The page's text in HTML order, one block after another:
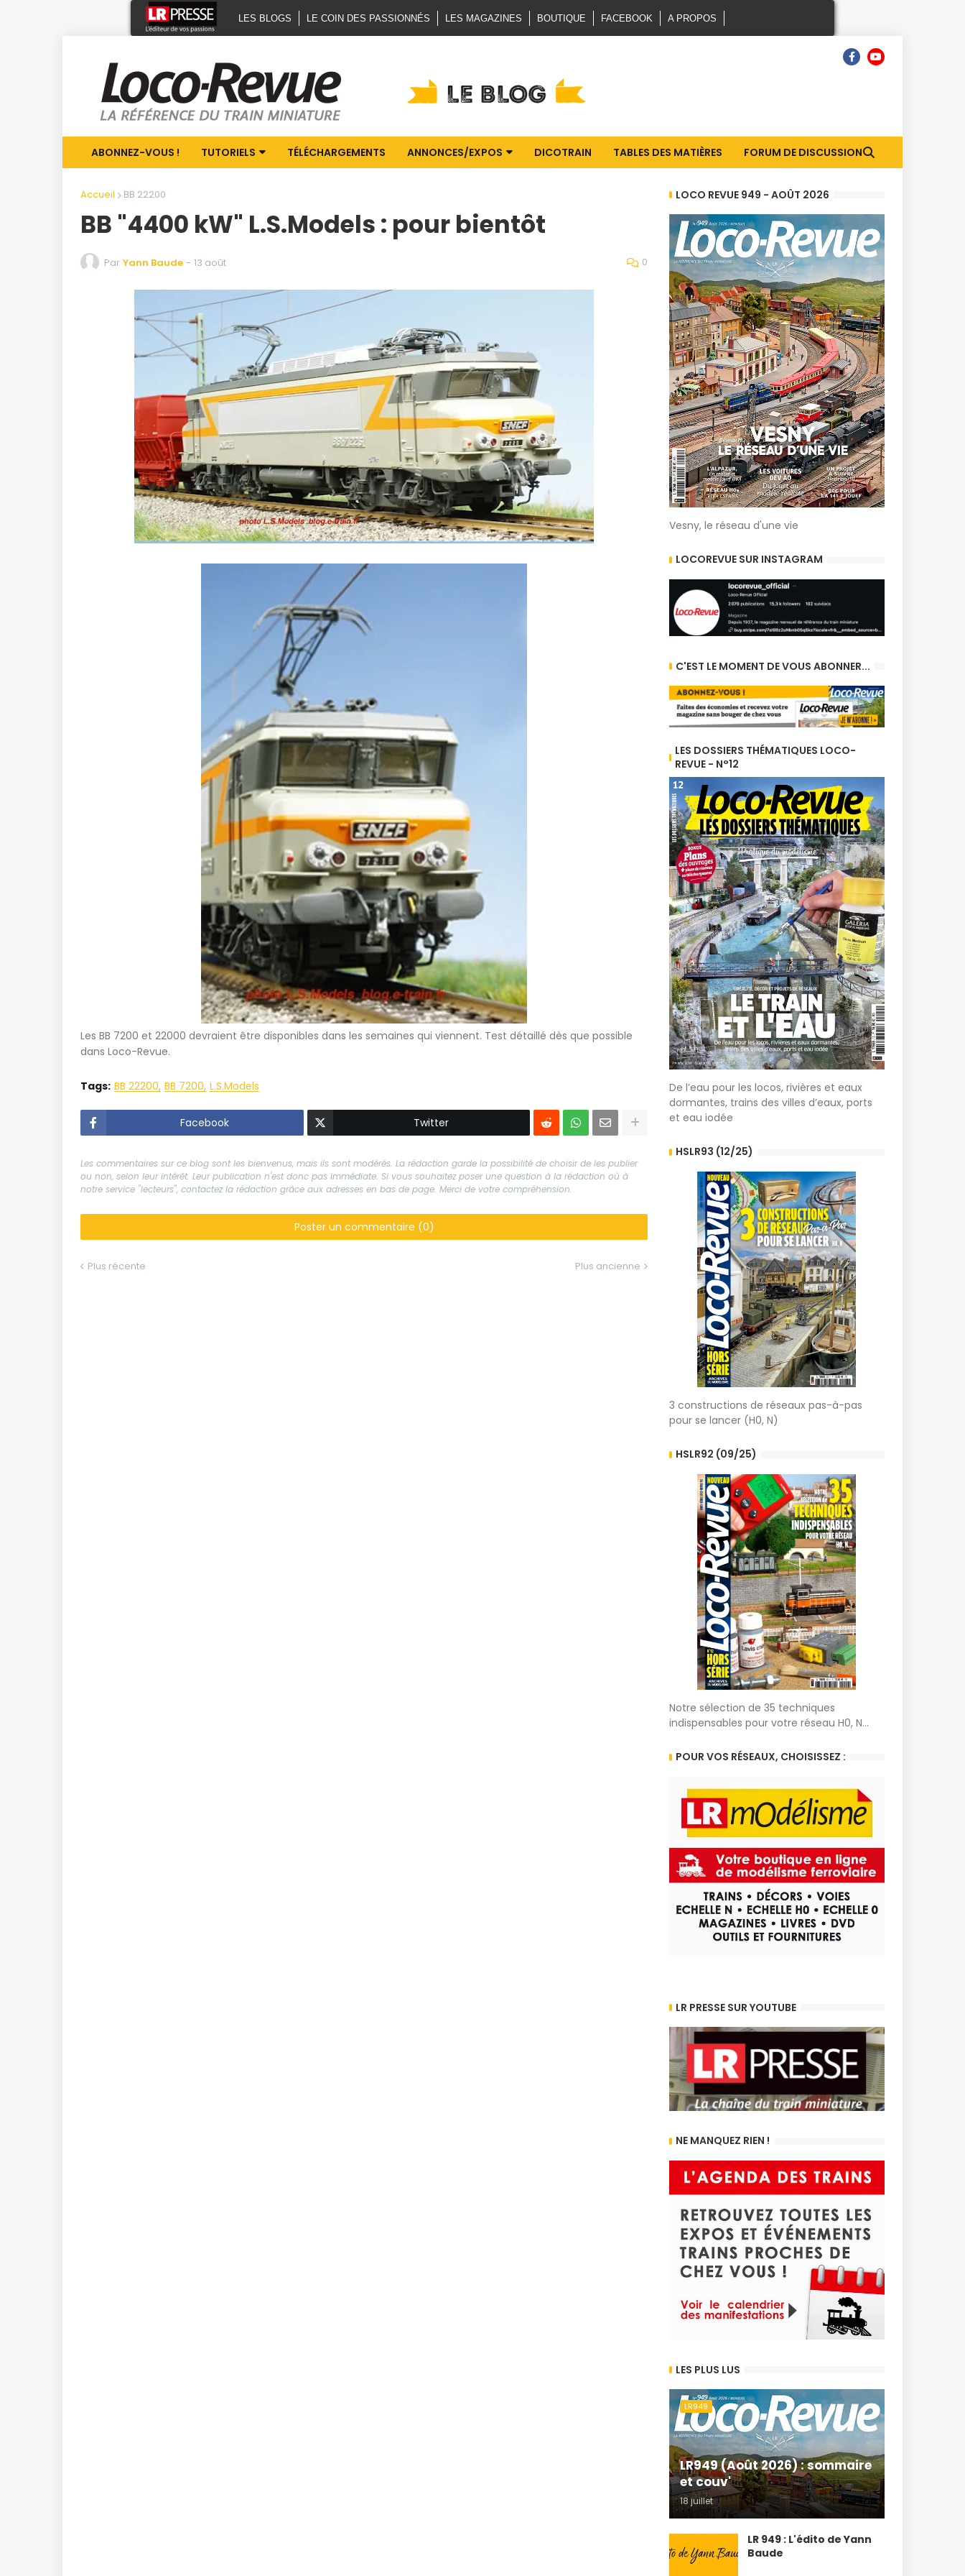
LES BLOGS LE COIN DES PASSIONNÉS LES MAGAZINES BOUTIQUE FACEBOOK A PROPOS
ABONNEZ-VOUS ! TUTORIELS TÉLÉCHARGEMENTS ANNONCES/EXPOS DICOTRAIN TABLES DES MATIÈRES FORUM DE DISCUSSION
Accueil BB 22200
BB "4400 kW" L.S.Models : pour bientôt
Par Yann Baude - 13 août 0
Les BB 7200 et 22000 devraient être disponibles dans les semaines qui viennent. Test détaillé dès que possible
dans Loco-Revue.
Tags: BB 22200 BB 7200 L.S.Models
Facebook Twitter
Les commentaires sur ce blog sont les bienvenus, mais ils sont modérés. La rédaction garde la possibilité de choisir de les publier
ou non, selon leur intérêt. Leur publication n'est donc pas immédiate. Si vous souhaitez poser une question à la rédaction où à
notre service "lecteurs", contactez la rédaction grâce aux adresses en bas de page. Merci de votre compréhension.
Poster un commentaire (0)
Plus récente Plus ancienne
LOCO REVUE 949 - AOÛT 2026
Vesny, le réseau d'une vie
LOCOREVUE SUR INSTAGRAM
C'EST LE MOMENT DE VOUS ABONNER...
LES DOSSIERS THÉMATIQUES LOCO-
REVUE - N°12
De l’eau pour les locos, rivières et eaux
dormantes, trains des villes d’eaux, ports
et eau iodée
HSLR93 (12/25)
3 constructions de réseaux pas-à-pas
pour se lancer (H0, N)
HSLR92 (09/25)
Notre sélection de 35 techniques
indispensables pour votre réseau H0, N...
POUR VOS RÉSEAUX, CHOISISSEZ :
LR PRESSE SUR YOUTUBE
NE MANQUEZ RIEN !
LES PLUS LUS
LR949
LR949 (Août 2026) : sommaire
et couv'
18 juillet
LR 949 : L'édito de Yann
Baude